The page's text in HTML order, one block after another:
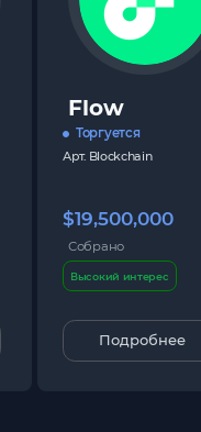
Flow
Торгуется
Арт. Blockchain
$19,500,000
Собрано
Высокий интерес
Подробнее